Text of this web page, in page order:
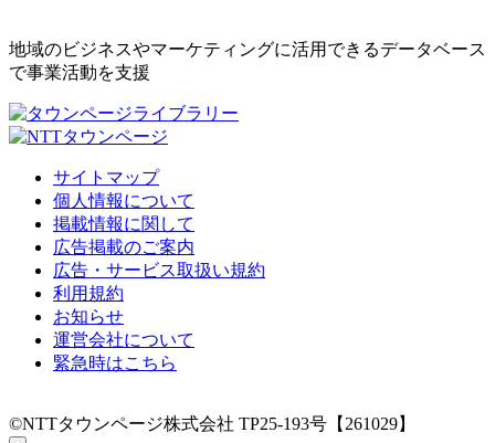
地域のビジネスやマーケティングに活用できるデータベース
で事業活動を支援
サイトマップ
個人情報について
掲載情報に関して
広告掲載のご案内
広告・サービス取扱い規約
利用規約
お知らせ
運営会社について
緊急時はこちら
©NTTタウンページ株式会社 TP25-193号【261029】